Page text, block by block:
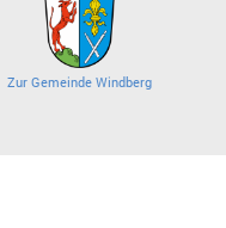
Zur Gemeinde Windberg